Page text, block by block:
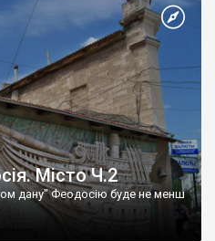
Місто Ч.2
дану" Феодосію буде не менш